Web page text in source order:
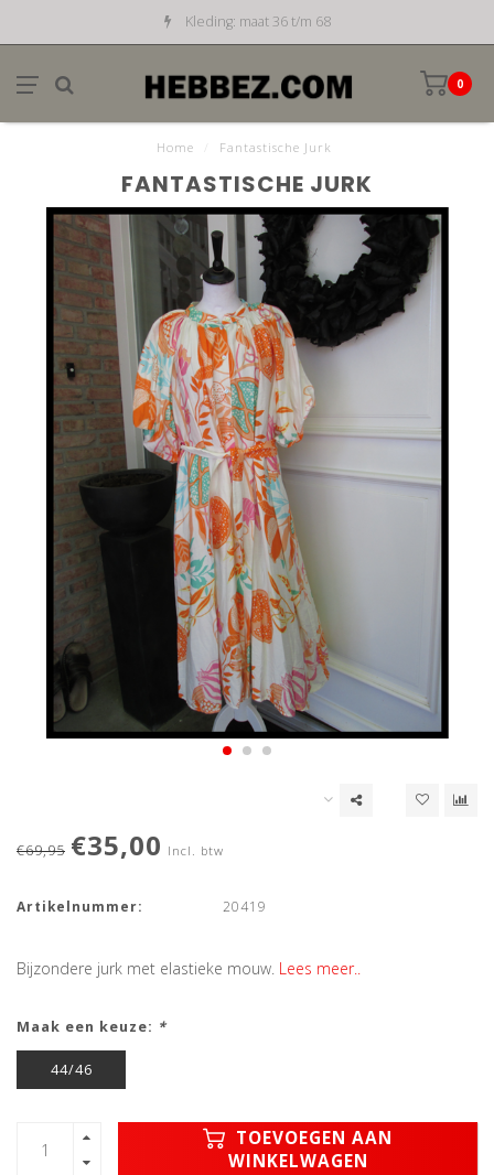
Kleding: maat 36 t/m 68
0
Home Fantastische Jurk
FANTASTISCHE JURK
€69,95 €35,00 Incl. btw
Artikelnummer: 20419
Bijzondere jurk met elastieke mouw. Lees meer..
Maak een keuze: *
44/46
TOEVOEGEN AAN
WINKELWAGEN